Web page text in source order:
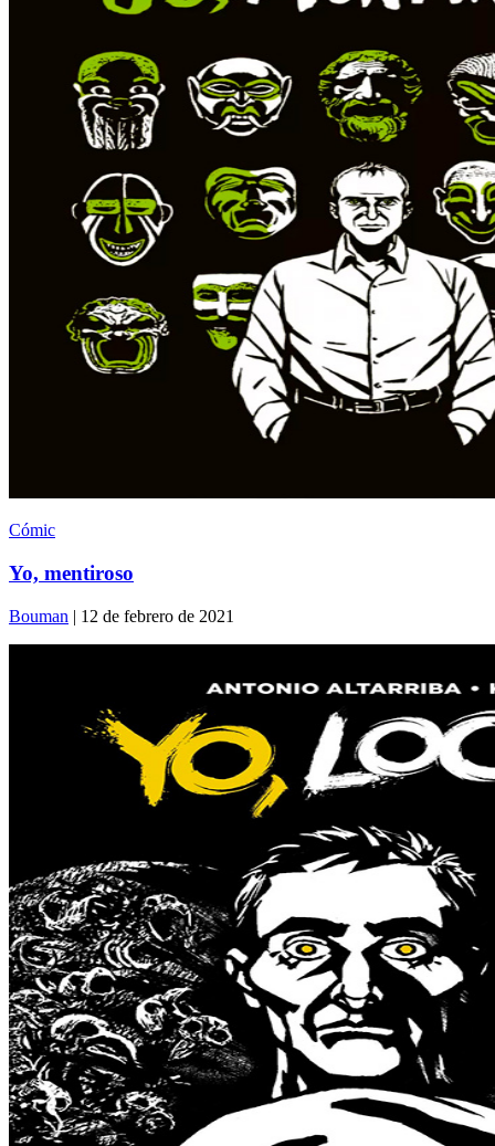
Cómic
Yo, mentiroso
Bouman | 12 de febrero de 2021